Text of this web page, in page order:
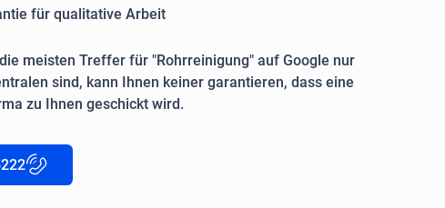
für qualitative Arbeit
meisten Treffer für "Rohrreinigung" auf Google nur
sind, kann Ihnen keiner garantieren, dass eine
zu Ihnen geschickt wird.